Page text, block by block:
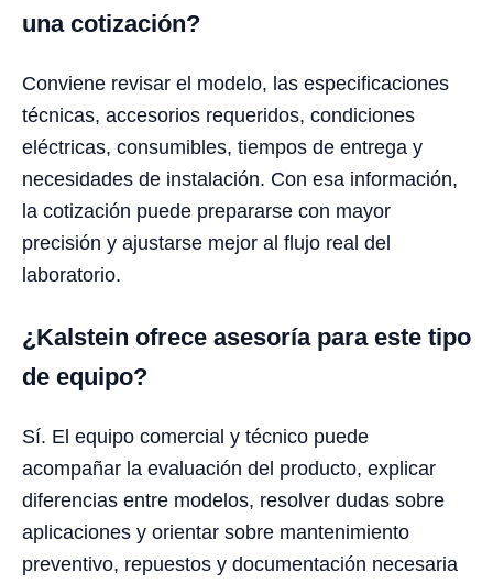
una cotización?
Conviene revisar el modelo, las especificaciones
técnicas, accesorios requeridos, condiciones
eléctricas, consumibles, tiempos de entrega y
necesidades de instalación. Con esa información,
la cotización puede prepararse con mayor
precisión y ajustarse mejor al flujo real del
laboratorio.
¿Kalstein ofrece asesoría para este tipo
de equipo?
Sí. El equipo comercial y técnico puede
acompañar la evaluación del producto, explicar
diferencias entre modelos, resolver dudas sobre
aplicaciones y orientar sobre mantenimiento
preventivo, repuestos y documentación necesaria